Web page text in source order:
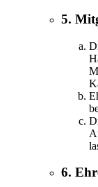
5.
6.